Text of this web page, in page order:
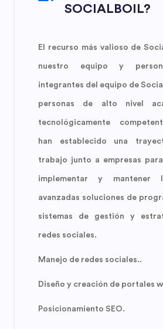
SOCIALBOIL?
El recurso más valioso de
nuestro equipo y
integrantes del equipo de
personas de alto nivel
tecnológicamente
han establecido una
trabajo junto a empresas
implementar y mantener
avanzadas soluciones de
sistemas de gestión y
redes sociales.
Manejo de redes sociales..
Diseño y creación de portales
Posicionamiento SEO.